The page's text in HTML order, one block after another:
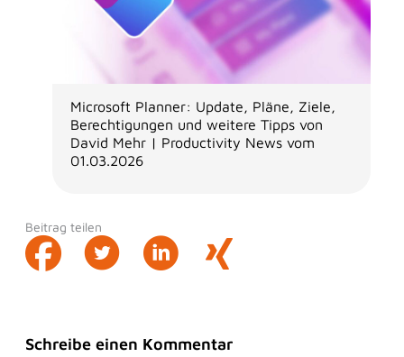
Microsoft Planner: Update, Pläne, Ziele,
Berechtigungen und weitere Tipps von
David Mehr | Productivity News vom
01.03.2026
Beitrag teilen
Schreibe einen Kommentar